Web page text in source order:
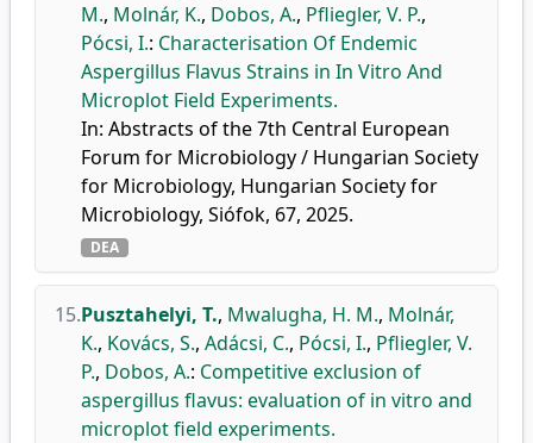
M., Molnár, K., Dobos, A., Pfliegler, V. P.,
Pócsi, I.: Characterisation Of Endemic
Aspergillus Flavus Strains in In Vitro And
Microplot Field Experiments.
In: Abstracts of the 7th Central European
Forum for Microbiology / Hungarian Society
for Microbiology, Hungarian Society for
Microbiology, Siófok, 67, 2025.
DEA
15.Pusztahelyi, T., Mwalugha, H. M., Molnár,
K., Kovács, S., Adácsi, C., Pócsi, I., Pfliegler, V.
P., Dobos, A.: Competitive exclusion of
aspergillus flavus: evaluation of in vitro and
microplot field experiments.